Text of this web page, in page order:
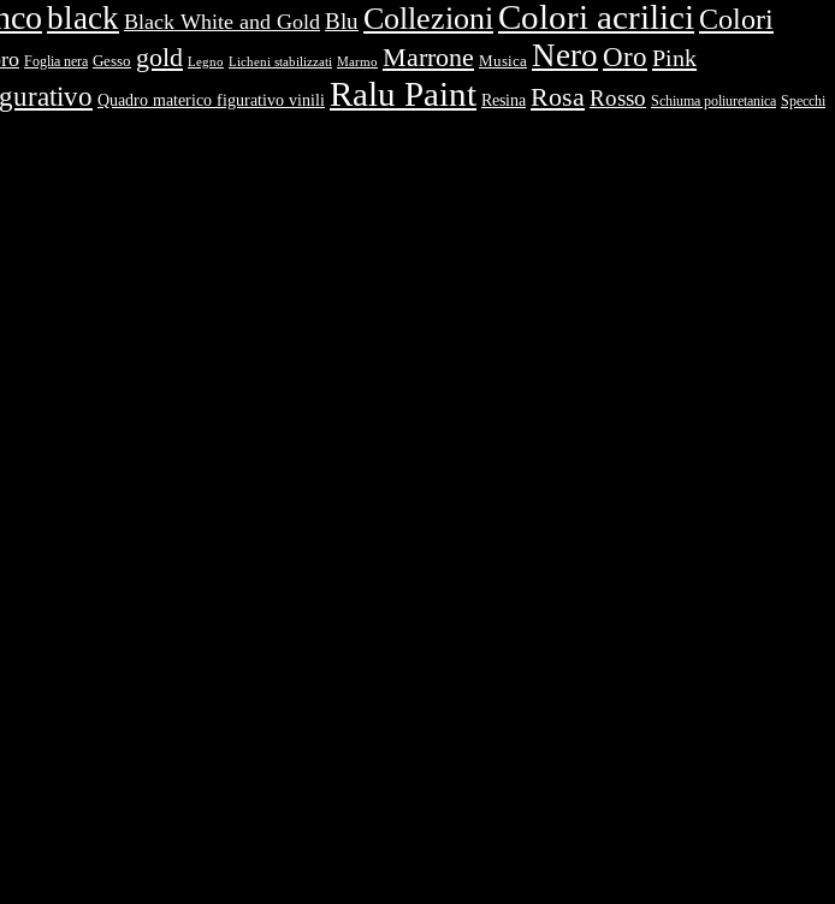
black Black White and Gold Blu CollezioniColori acrilici Colori
Foglia nera Gesso gold Legno Licheni stabilizzati Marmo Marrone Musica Nero Oro Pink
Quadro materico figurativo vinili Ralu Paint Resina RosaRosso Schiuma poliuretanica Specchi